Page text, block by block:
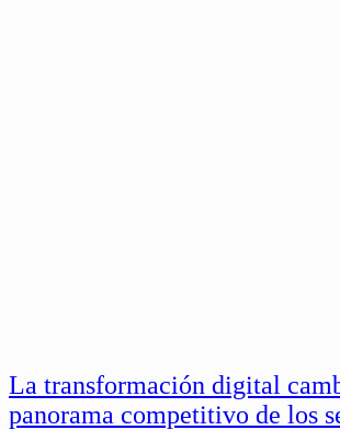
La transformación digital
panorama competitivo de los